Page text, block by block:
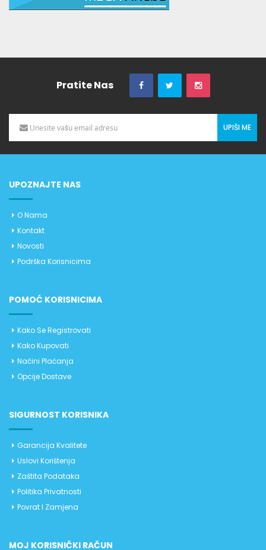
Pratite Nas
UPIŠI ME
UPOZNAJTE NAS
O Nama
Kontakt
Novosti
Podrška Korisnicima
POMOĆ KORISNICIMA
Kako Se Registrovati
Kako Kupovati
Načini Plaćanja
Opcije Dostave
SIGURNOST KORISNIKA
Garancija Kvalitete
Uslovi Korištenja
Zaštita Podataka
Politika Privatnosti
Povrat I Zamjena
MOJ KORISNIČKI RAČUN